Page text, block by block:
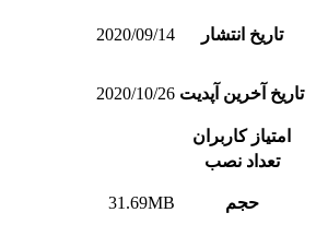
تاریخ انتشار 2020/09/14
تاریخ آخرین آپدیت 2020/10/26
امتیاز کاربران
تعداد نصب
حجم 31.69MB